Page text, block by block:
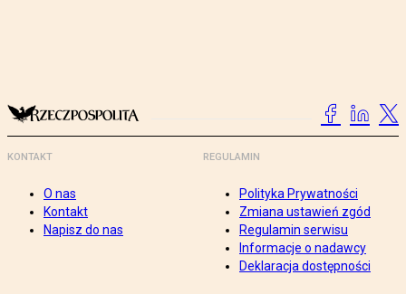
KONTAKT
O nas
Kontakt
Napisz do nas
REGULAMIN
Polityka Prywatności
Zmiana ustawień zgód
Regulamin serwisu
Informacje o nadawcy
Deklaracja dostępności